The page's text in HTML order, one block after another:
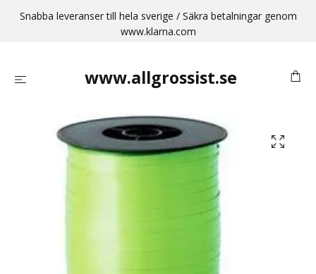
Snabba leveranser till hela sverige / Säkra betalningar genom
www.klarna.com
www.allgrossist.se